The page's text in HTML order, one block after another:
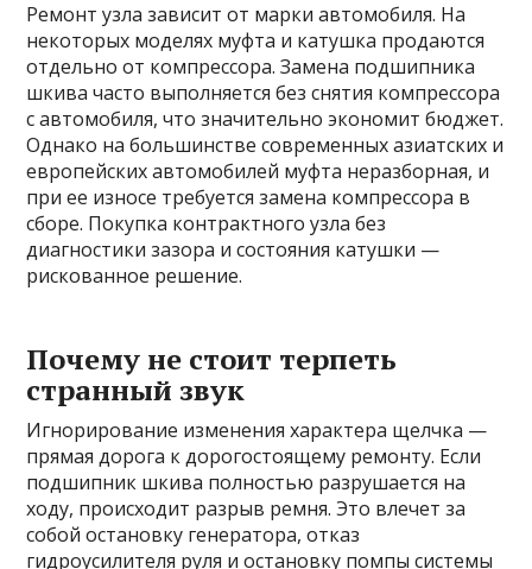
Ремонт узла зависит от марки автомобиля. На
некоторых моделях муфта и катушка продаются
отдельно от компрессора. Замена подшипника
шкива часто выполняется без снятия компрессора
с автомобиля, что значительно экономит бюджет.
Однако на большинстве современных азиатских и
европейских автомобилей муфта неразборная, и
при ее износе требуется замена компрессора в
сборе. Покупка контрактного узла без
диагностики зазора и состояния катушки —
рискованное решение.
Почему не стоит терпеть
странный звук
Игнорирование изменения характера щелчка —
прямая дорога к дорогостоящему ремонту. Если
подшипник шкива полностью разрушается на
ходу, происходит разрыв ремня. Это влечет за
собой остановку генератора, отказ
гидроусилителя руля и остановку помпы системы